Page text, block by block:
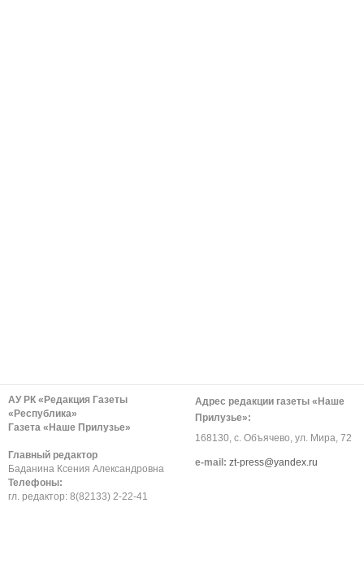
АУ РК «Редакция Газеты
«Республика»
Газета «Наше Прилузье»
Главный редактор
Баданина Ксения Александровна
Телефоны:
гл. редактор: 8(82133) 2-22-41
Адрес редакции газеты «Наше
Прилузье»:
168130, с. Объячево, ул. Мира, 72
е-mail: zt-press@yandex.ru